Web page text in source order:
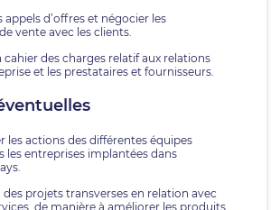
appels d’offres et négocier les
vente avec les clients.
cahier des charges relatif aux relations
et les prestataires et fournisseurs.
les actions des différentes équipes
les entreprises implantées dans
des projets transverses en relation avec
de manière à améliorer les produits